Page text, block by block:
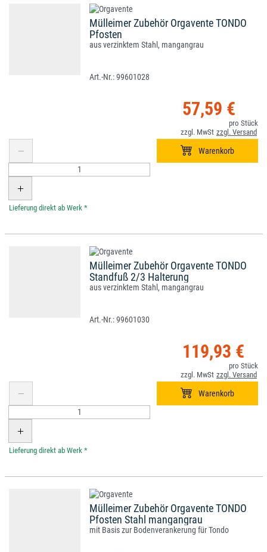
Mülleimer Zubehör Orgavente TONDO
Pfosten
aus verzinktem Stahl, mangangrau
99601028
57,59 €
*
Mülleimer Zubehör Orgavente TONDO
Standfuß 2/3 Halterung
aus verzinktem Stahl, mangangrau
99601030
119,93 €
*
Mülleimer Zubehör Orgavente TONDO
Pfosten Stahl mangangrau
mit Basis zur Bodenverankerung für Tondo